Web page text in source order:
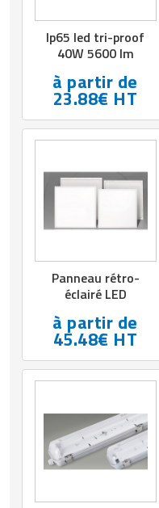
Ip65 led tri-proof
40W 5600 lm
à partir de
23.88€ HT
Panneau rétro-
éclairé LED
à partir de
45.48€ HT